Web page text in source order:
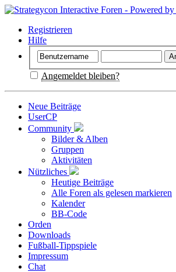
Registrieren
Hilfe
Angemeldet bleiben?
Neue Beiträge
UserCP
Community
Bilder & Alben
Gruppen
Aktivitäten
Nützliches
Heutige Beiträge
Alle Foren als gelesen markieren
Kalender
BB-Code
Orden
Downloads
Fußball-Tippspiele
Impressum
Chat